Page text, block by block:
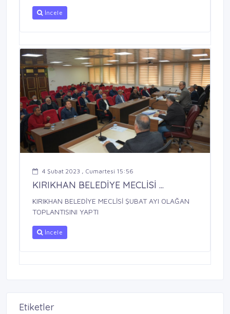
İncele
4 Şubat 2023 , Cumartesi 15:56
KIRIKHAN BELEDİYE MECLİSİ ...
KIRIKHAN BELEDİYE MECLİSİ ŞUBAT AYI OLAĞAN
TOPLANTISINI YAPTI
İncele
Etiketler